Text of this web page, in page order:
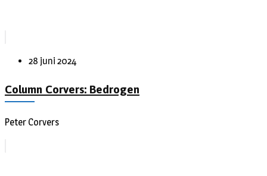
28 juni 2024
Column Corvers: Bedrogen
Peter Corvers